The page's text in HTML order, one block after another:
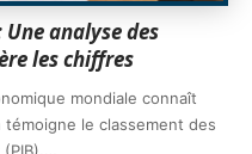
Une analyse des
les chiffres
mondiale connaît
le classement des
…